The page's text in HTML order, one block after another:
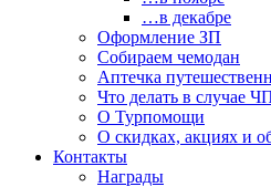
…в декабре
Оформление ЗП
Собираем чемодан
Аптечка
Что делать в случае
О Турпомощи
О скидках, акциях и
Контакты
Награды